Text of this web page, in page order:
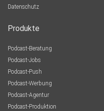
Datenschutz
Produkte
Podcast-Beratung
Podcast-Jobs
Podcast-Push
Podcast-Werbung
Podcast-Agentur
Podcast-Produktion